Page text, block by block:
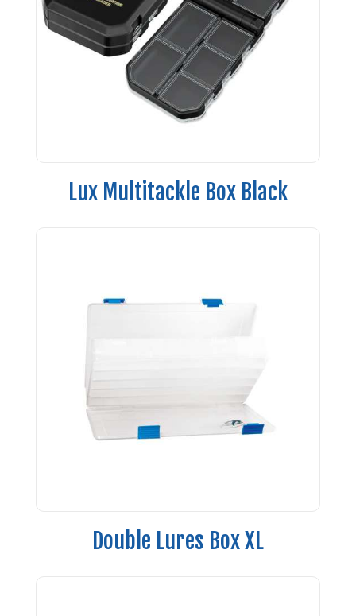
Lux Multitackle Box Black
Double Lures Box XL